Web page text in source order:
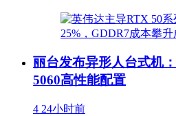
丽台发布异形人台式机
5060高性能配置
4 24小时前